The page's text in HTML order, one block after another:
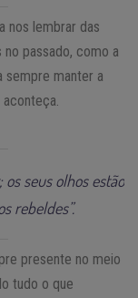
nos lembrar das
passado, como a
sempre manter a
seus olhos estão
rebeldes”.
presente no meio
tudo o que